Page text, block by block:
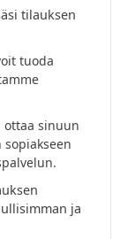
tilauksen
tuoda
ottaa sinuun
ja